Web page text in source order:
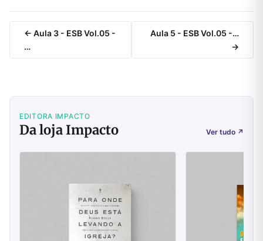
← Aula 3 - ESB Vol.05 -
…
Aula 5 - ESB Vol.05 -…
→
EDITORA IMPACTO
Da loja Impacto Ver tudo ↗